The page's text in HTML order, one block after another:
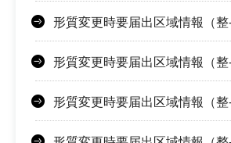
形質変更時要届出区域情報（整-
形質変更時要届出区域情報（整-
形質変更時要届出区域情報（整-